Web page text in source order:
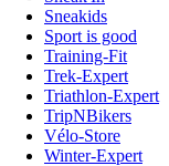
Sneakids
Sport is good
Training-Fit
Trek-Expert
Triathlon-Expert
TripNBikers
Vélo-Store
Winter-Expert